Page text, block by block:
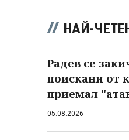
НАЙ-
Радев се
поискани от
приемал
05.08.2026